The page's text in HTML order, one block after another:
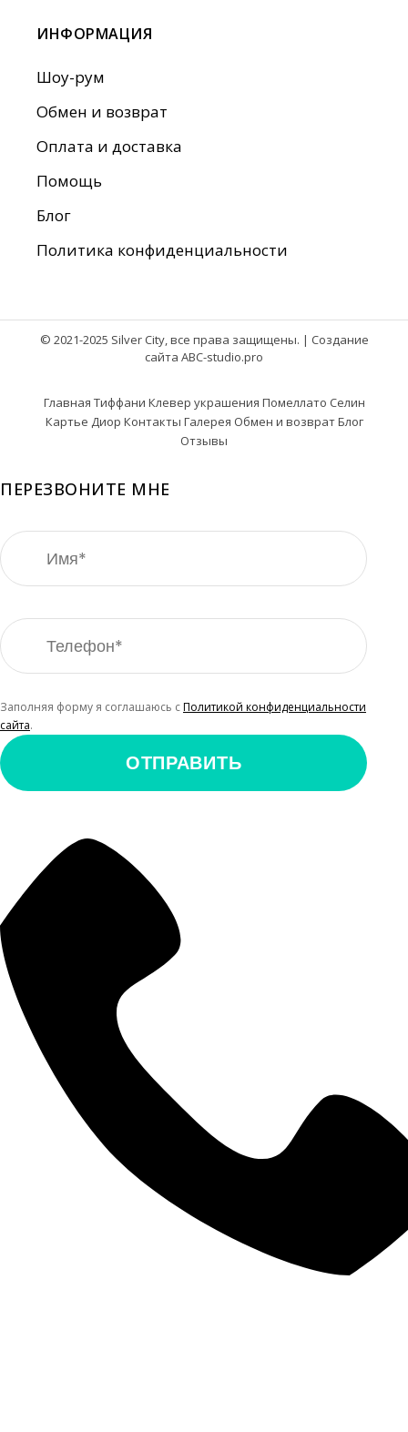
ИНФОРМАЦИЯ
Шоу-рум
Обмен и возврат
Оплата и доставка
Помощь
Блог
Политика конфиденциальности
© 2021-2025 Silver City, все права защищены. | Создание
сайта ABC-studio.pro
Главная Тиффани Клевер украшения Помеллато Селин
Картье Диор Контакты Галерея Обмен и возвратБлог
Отзывы
ПЕРЕЗВОНИТЕ МНЕ
Заполняя форму я соглашаюсь сПолитикой конфиденциальности
сайта.
ОТПРАВИТЬ